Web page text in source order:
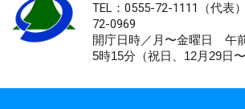
TEL：0555-72-1111 （代表
72-0969
開庁日時／月〜金曜日 午
5時15分（祝日、12月29日